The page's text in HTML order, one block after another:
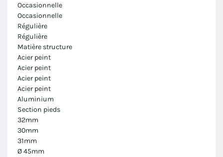
Occasionnelle
Occasionnelle
Régulière
Régulière
Matière structure
Acier peint
Acier peint
Acier peint
Acier peint
Aluminium
Section pieds
32mm
30mm
31mm
Ø 45mm